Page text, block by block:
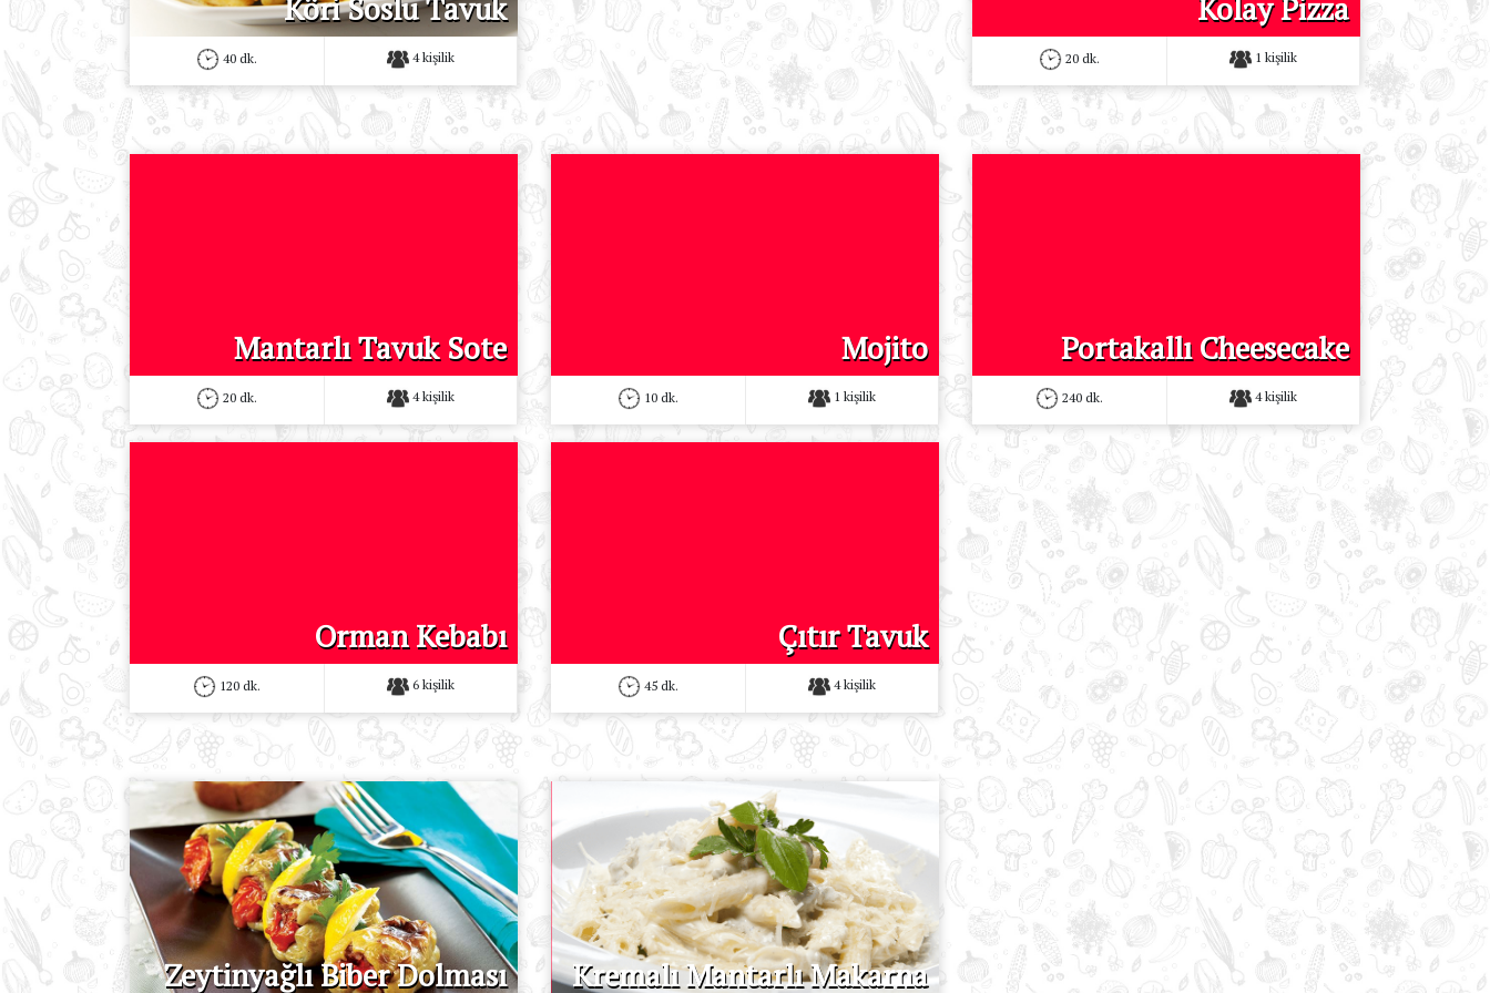
Köri Soslu Tavuk
40 dk. 4 kişilik
Kolay Pizza
20 dk. 1 kişilik
Mantarlı Tavuk Sote
20 dk. 4 kişilik
Mojito
10 dk. 1 kişilik
Portakallı Cheesecake
240 dk. 4 kişilik
Orman Kebabı
120 dk. 6 kişilik
Çıtır Tavuk
45 dk. 4 kişilik
Zeytinyağlı Biber Dolması Kremalı Mantarlı Makarna